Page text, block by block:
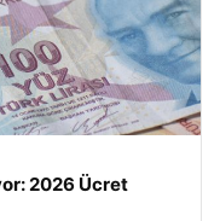
2026 Ücret